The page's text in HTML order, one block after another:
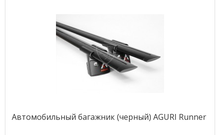
Автомобильный багажник (черный) AGURI Runner